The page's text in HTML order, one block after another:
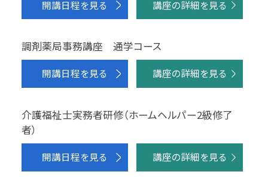
開講日程を見る 講座の詳細を見る
調剤薬局事務講座 通学コース
開講日程を見る 講座の詳細を見る
介護福祉士実務者研修（ホームヘルパー2級修了
者）
開講日程を見る 講座の詳細を見る